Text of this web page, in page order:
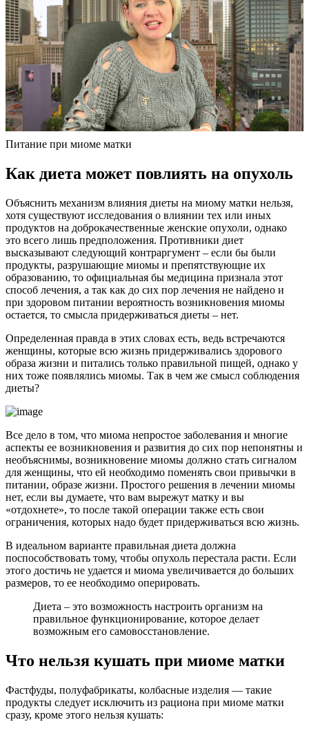
Питание при миоме матки
Как диета может повлиять на опухоль
Объяснить механизм влияния диеты на миому матки нельзя,
хотя существуют исследования о влиянии тех или иных
продуктов на доброкачественные женские опухоли, однако
это всего лишь предположения. Противники диет
высказывают следующий контраргумент – если бы были
продукты, разрушающие миомы и препятствующие их
образованию, то официальная бы медицина признала этот
способ лечения, а так как до сих пор лечения не найдено и
при здоровом питании вероятность возникновения миомы
остается, то смысла придерживаться диеты – нет.
Определенная правда в этих словах есть, ведь встречаются
женщины, которые всю жизнь придерживались здорового
образа жизни и питались только правильной пищей, однако у
них тоже появлялись миомы. Так в чем же смысл соблюдения
диеты?
Все дело в том, что миома непростое заболевания и многие
аспекты ее возникновения и развития до сих пор непонятны и
необъяснимы, возникновение миомы должно стать сигналом
для женщины, что ей необходимо поменять свои привычки в
питании, образе жизни. Простого решения в лечении миомы
нет, если вы думаете, что вам вырежут матку и вы
«отдохнете», то после такой операции также есть свои
ограничения, которых надо будет придерживаться всю жизнь.
В идеальном варианте правильная диета должна
поспособствовать тому, чтобы опухоль перестала расти. Если
этого достичь не удается и миома увеличивается до больших
размеров, то ее необходимо оперировать.
Диета – это возможность настроить организм на
правильное функционирование, которое делает
возможным его самовосстановление.
Что нельзя кушать при миоме матки
Фастфуды, полуфабрикаты, колбасные изделия — такие
продукты следует исключить из рациона при миоме матки
сразу, кроме этого нельзя кушать: